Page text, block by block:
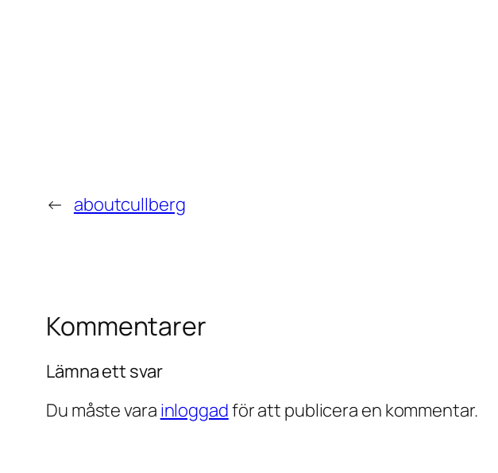
← aboutcullberg
Kommentarer
Lämna ett svar
Du måste vara inloggadför att publicera en kommentar.